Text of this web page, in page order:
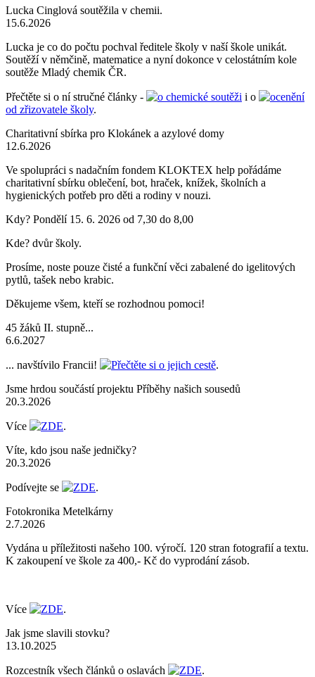
Lucka Cinglová soutěžila v chemii.
15.6.2026
Lucka je co do počtu pochval ředitele školy v naší škole unikát.
Soutěží v němčině, matematice a nyní dokonce v celostátním kole
soutěže Mladý chemik ČR.
Přečtěte si o ní stručné články - o chemické soutěži i o
ocenění
od zřizovatele školy.
Charitativní sbírka pro Klokánek a azylové domy
12.6.2026
Ve spolupráci s nadačním fondem KLOKTEX help pořádáme
charitativní sbírku oblečení, bot, hraček, knížek, školních a
hygienických potřeb pro děti a rodiny v nouzi.
Kdy? Pondělí 15. 6. 2026 od 7,30 do 8,00
Kde? dvůr školy.
Prosíme, noste pouze čisté a funkční věci zabalené do igelitových
pytlů, tašek nebo krabic.
Děkujeme všem, kteří se rozhodnou pomoci!
45 žáků II. stupně...
6.6.2027
... navštívilo Francii! Přečtěte si o jejich cestě.
Jsme hrdou součástí projektu Příběhy našich sousedů
20.3.2026
Více ZDE.
Víte, kdo jsou naše jedničky?
20.3.2026
Podívejte se ZDE.
Fotokronika Metelkárny
2.7.2026
Vydána u příležitosti našeho 100. výročí. 120 stran fotografií a textu.
K zakoupení ve škole za 400,- Kč do vyprodání zásob.
Více ZDE.
Jak jsme slavili stovku?
13.10.2025
Rozcestník všech článků o oslavách ZDE.